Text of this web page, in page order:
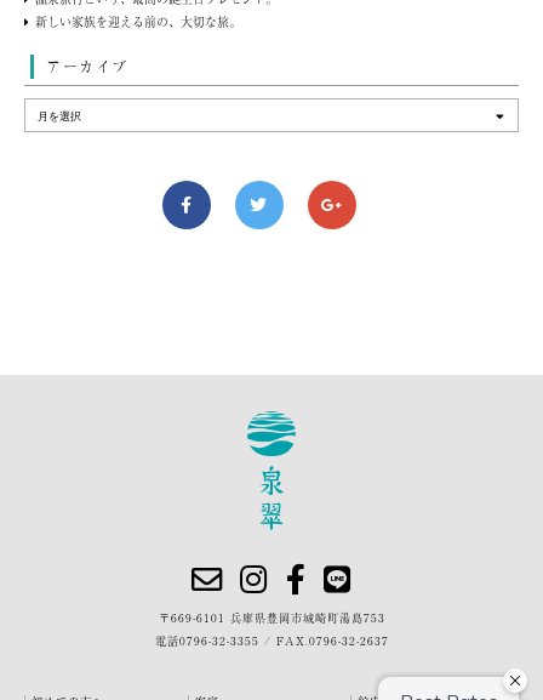
新しい家族を迎える前の、大切な旅。
アーカイブ
〒669-6101 兵庫県豊岡市城崎町湯島753
電話0796-32-3355 / FAX.0796-32-2637